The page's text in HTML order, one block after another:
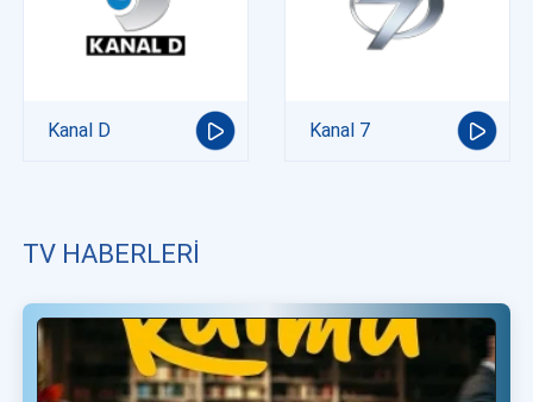
Kanal D Kanal 7
TV HABERLERI